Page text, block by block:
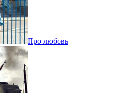
Про любовь